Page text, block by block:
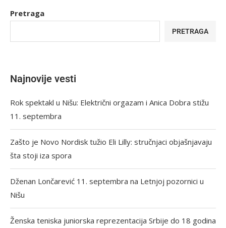
Pretraga
PRETRAGA
Najnovije vesti
Rok spektakl u Nišu: Električni orgazam i Anica Dobra stižu
11. septembra
Zašto je Novo Nordisk tužio Eli Lilly: stručnjaci objašnjavaju
šta stoji iza spora
Dženan Lončarević 11. septembra na Letnjoj pozornici u
Nišu
Ženska teniska juniorska reprezentacija Srbije do 18 godina